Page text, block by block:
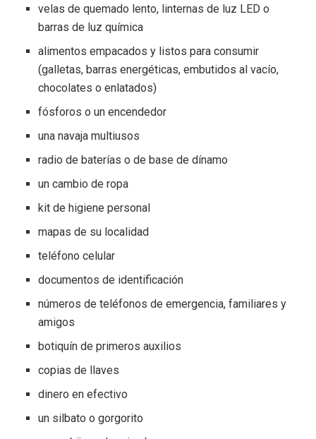
velas de quemado lento, linternas de luz LED o
barras de luz química
alimentos empacados y listos para consumir
(galletas, barras energéticas, embutidos al vacío,
chocolates o enlatados)
fósforos o un encendedor
una navaja multiusos
radio de baterías o de base de dínamo
un cambio de ropa
kit de higiene personal
mapas de su localidad
teléfono celular
documentos de identificación
números de teléfonos de emergencia, familiares y
amigos
botiquín de primeros auxilios
copias de llaves
dinero en efectivo
un silbato o gorgorito